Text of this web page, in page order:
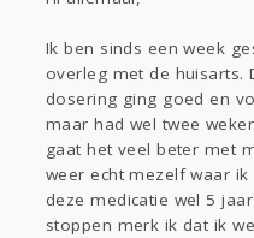
Gevraagd
Horen
Lezen
Ik ben sinds een week
overleg met de huisarts.
dosering ging goed en
maar had wel twee
gaat het veel beter met
weer echt mezelf waar
deze medicatie wel 5
stoppen merk ik dat ik